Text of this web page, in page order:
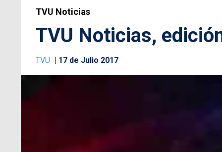
TVU Noticias
TVU Noticias,
TVU 17 de Julio 2017